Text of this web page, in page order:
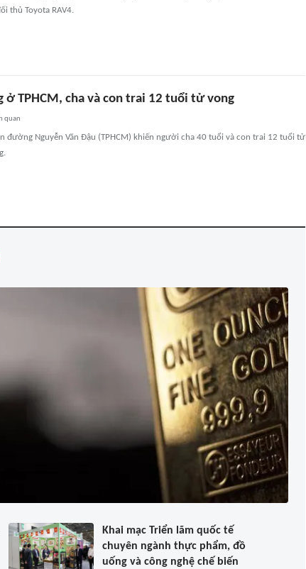
thủ Toyota RAV4.
ở TPHCM, cha và con trai 12 tuổi tử vong
quan
đường Nguyễn Văn Đậu (TPHCM) khiến người cha 40 tuổi và con trai 12 tuổi tử
Khai mạc Triển lãm quốc tế
chuyên ngành thực phẩm, đồ
uống và công nghệ chế biến